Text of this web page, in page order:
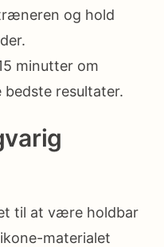
og hold
minutter om
resultater.
til at være holdbar
materialet